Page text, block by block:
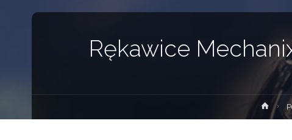
Rękawice